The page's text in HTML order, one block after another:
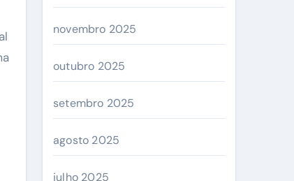
novembro 2025
outubro 2025
setembro 2025
agosto 2025
julho 2025